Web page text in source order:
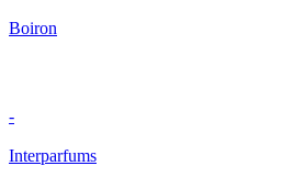
Boiron
-
Interparfums